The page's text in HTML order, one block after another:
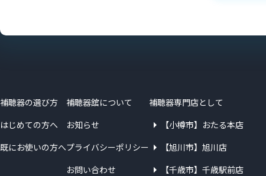
補聴器の選び方
はじめての方へ
既にお使いの方へ
補聴器舘について
お知らせ
プライバシーポリシー
お問い合わせ
補聴器専門店として
【小樽市】おたる本店
【旭川市】旭川店
【千歳市】千歳駅前店